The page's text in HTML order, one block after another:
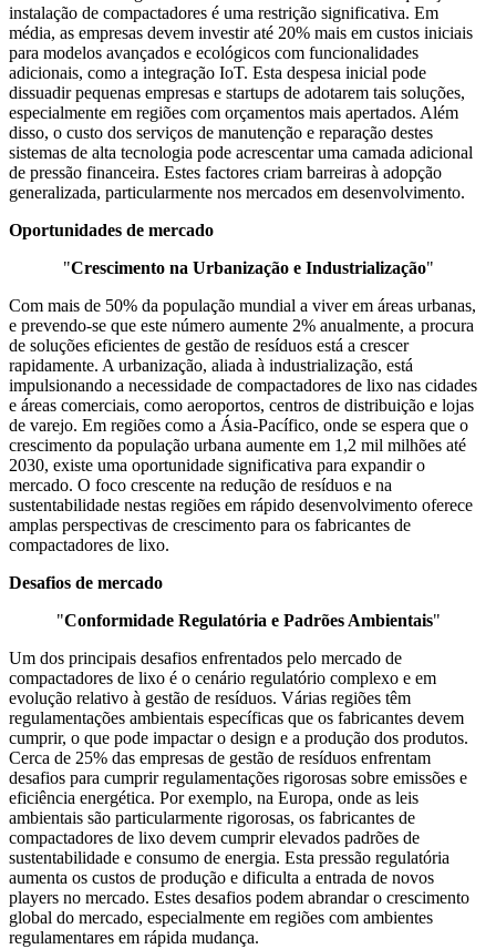
instalação de compactadores é uma restrição significativa. Em
média, as empresas devem investir até 20% mais em custos iniciais
para modelos avançados e ecológicos com funcionalidades
adicionais, como a integração IoT. Esta despesa inicial pode
dissuadir pequenas empresas e startups de adotarem tais soluções,
especialmente em regiões com orçamentos mais apertados. Além
disso, o custo dos serviços de manutenção e reparação destes
sistemas de alta tecnologia pode acrescentar uma camada adicional
de pressão financeira. Estes factores criam barreiras à adopção
generalizada, particularmente nos mercados em desenvolvimento.
Oportunidades de mercado
"Crescimento na Urbanização e Industrialização"
Com mais de 50% da população mundial a viver em áreas urbanas,
e prevendo-se que este número aumente 2% anualmente, a procura
de soluções eficientes de gestão de resíduos está a crescer
rapidamente. A urbanização, aliada à industrialização, está
impulsionando a necessidade de compactadores de lixo nas cidades
e áreas comerciais, como aeroportos, centros de distribuição e lojas
de varejo. Em regiões como a Ásia-Pacífico, onde se espera que o
crescimento da população urbana aumente em 1,2 mil milhões até
2030, existe uma oportunidade significativa para expandir o
mercado. O foco crescente na redução de resíduos e na
sustentabilidade nestas regiões em rápido desenvolvimento oferece
amplas perspectivas de crescimento para os fabricantes de
compactadores de lixo.
Desafios de mercado
"Conformidade Regulatória e Padrões Ambientais"
Um dos principais desafios enfrentados pelo mercado de
compactadores de lixo é o cenário regulatório complexo e em
evolução relativo à gestão de resíduos. Várias regiões têm
regulamentações ambientais específicas que os fabricantes devem
cumprir, o que pode impactar o design e a produção dos produtos.
Cerca de 25% das empresas de gestão de resíduos enfrentam
desafios para cumprir regulamentações rigorosas sobre emissões e
eficiência energética. Por exemplo, na Europa, onde as leis
ambientais são particularmente rigorosas, os fabricantes de
compactadores de lixo devem cumprir elevados padrões de
sustentabilidade e consumo de energia. Esta pressão regulatória
aumenta os custos de produção e dificulta a entrada de novos
players no mercado. Estes desafios podem abrandar o crescimento
global do mercado, especialmente em regiões com ambientes
regulamentares em rápida mudança.